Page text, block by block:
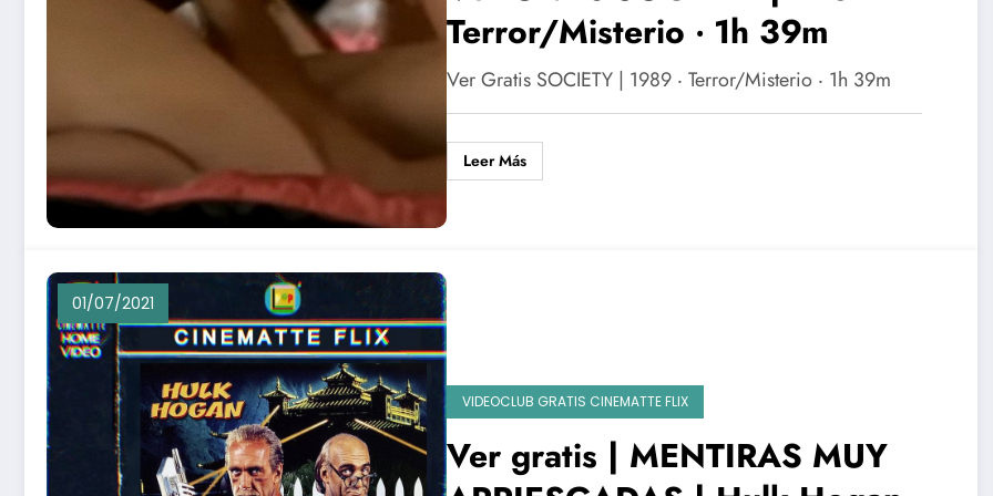
Terror/Misterio ‧ 1h 39m
Ver Gratis SOCIETY | 1989 ‧ Terror/Misterio ‧ 1h 39m
Leer Más
01/07/2021
VIDEOCLUB GRATIS CINEMATTE FLIX
Ver gratis | MENTIRAS MUY